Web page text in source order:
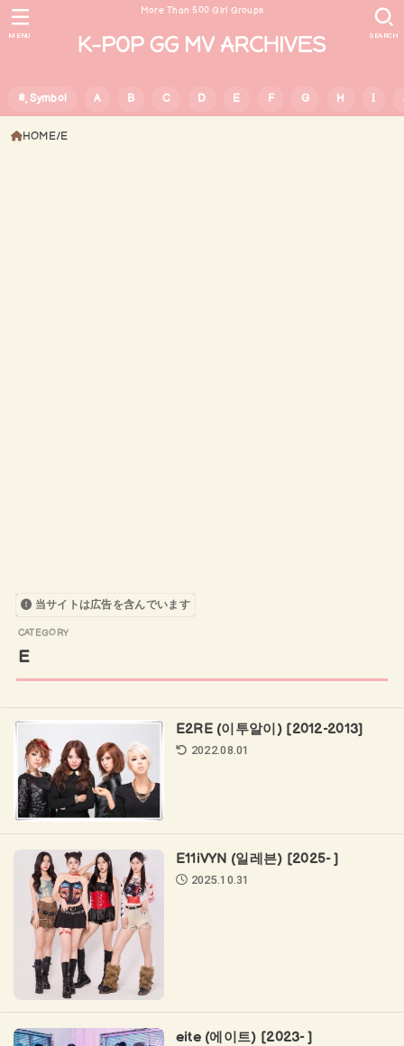
More Than 500 Girl Groups
#, Symbol A B C D E F G H I
SEARCH
MENU
HOME E
当サイトは広告を含んでいます
E
E2RE (이투알이) [2012-2013]
2022.08.01
E11iVYN (일레븐) [2025- ]
2025.10.31
eite (에이트) [2023- ]